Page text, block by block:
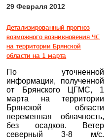
29 Февраля 2012
Детализированный прогноз
возможного возникновения ЧС
на территории Брянской
области на 1 марта
По уточненной
информации, полученной
от Брянского ЦГМС, 1
марта на территории
Брянской области
переменная облачность,
без осадков. Ветер
северный 3-8 м/с.